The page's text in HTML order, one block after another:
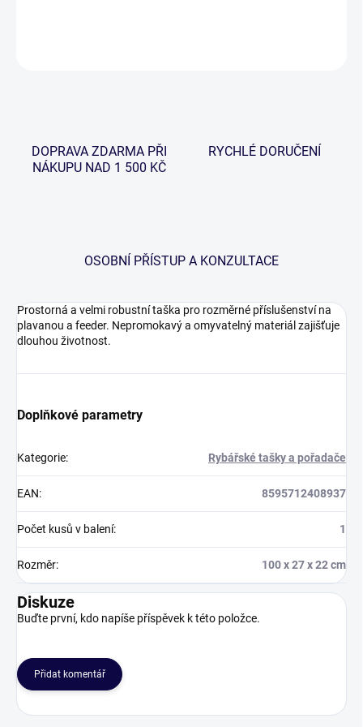
DOPRAVA ZDARMA PŘI
NÁKUPU NAD 1 500 KČ
RYCHLÉ DORUČENÍ
OSOBNÍ PŘÍSTUP A KONZULTACE
Prostorná a velmi robustní taška pro rozměrné příslušenství na
plavanou a feeder. Nepromokavý a omyvatelný materiál zajišťuje
dlouhou životnost.
Doplňkové parametry
Kategorie: Rybářské tašky a pořadače
EAN: 8595712408937
Počet kusů v balení: 1
Rozměr: 100 x 27 x 22 cm
Diskuze
Buďte první, kdo napíše příspěvek k této položce.
Přidat komentář